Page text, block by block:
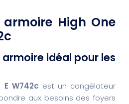
High One
idéal pour les
E W742c est un congélateur
aux besoins des foyers